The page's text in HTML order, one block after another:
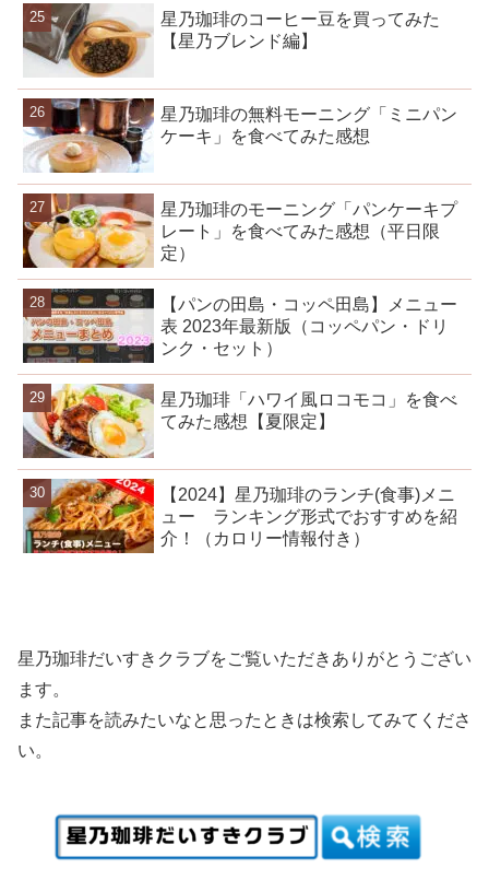
星乃珈琲のコーヒー豆を買ってみた
【星乃ブレンド編】
星乃珈琲の無料モーニング「ミニパン
ケーキ」を食べてみた感想
星乃珈琲のモーニング「パンケーキプ
レート」を食べてみた感想（平日限
定）
【パンの田島・コッペ田島】メニュー
表 2023年最新版（コッペパン・ドリ
ンク・セット）
星乃珈琲「ハワイ風ロコモコ」を食べ
てみた感想【夏限定】
【2024】星乃珈琲のランチ(食事)メニ
ュー ランキング形式でおすすめを紹
介！（カロリー情報付き）
星乃珈琲だいすきクラブをご覧いただきありがとうござい
ます。
また記事を読みたいなと思ったときは検索してみてくださ
い。